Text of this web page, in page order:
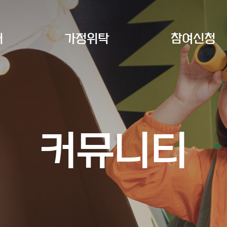
가정위탁 참여신청
커뮤니티